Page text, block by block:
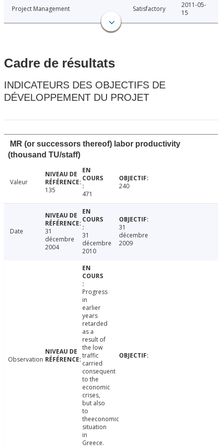
Project Management Satisfactory
2011-05-
15
Cadre de résultats
INDICATEURS DES OBJECTIFS DE
DÉVELOPPEMENT DU PROJET
MR (or successors thereof) labor productivity
(thousand TU/staff)
Valeur
135
471
240
Date
31
décembre
2004
31
décembre
2010
31
décembre
2009
Observation
Progress
in
earlier
years
retarded
as a
result of
the low
traffic
carried
consequent
to the
economic
crises,
but also
to
theeconomic
situation
in
Greece.